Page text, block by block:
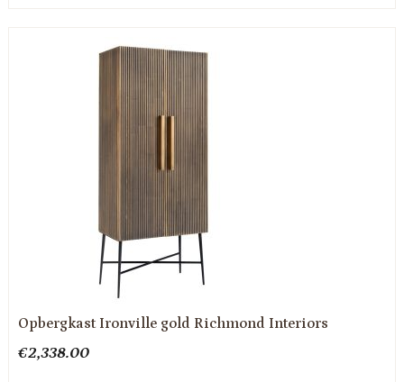
Opbergkast Ironville gold Richmond Interiors
€2,338.00